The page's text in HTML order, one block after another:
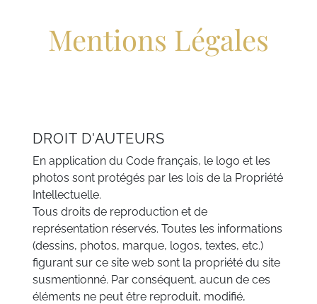
Mentions Légales
DROIT D'AUTEURS
En application du Code français, le logo et les
photos sont protégés par les lois de la Propriété
Intellectuelle.
Tous droits de reproduction et de
représentation réservés. Toutes les informations
(dessins, photos, marque, logos, textes, etc.)
figurant sur ce site web sont la propriété du site
susmentionné. Par conséquent, aucun de ces
éléments ne peut être reproduit, modifié,